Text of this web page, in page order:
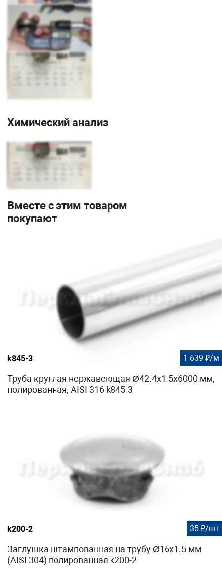
Химический анализ
Вместе с этим товаром
покупают
k845-3 1 639 ₽/м
Труба круглая нержавеющая Ø42.4х1.5х6000 мм,
полированная, AISI 316 k845-3
k200-2 35 ₽/шт
Заглушка штампованная на трубу Ø16x1.5 мм
(AISI 304) полированная k200-2